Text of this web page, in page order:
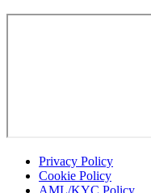
Privacy Policy
Cookie Policy
AML/KYC Policy